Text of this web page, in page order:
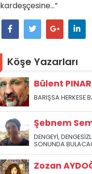
kardeşçesine...”
Köşe Yazarları
Bülent
BARIŞSA HERKESE
Şebnem
DENGEYİ,
SONUNDA
Zozan